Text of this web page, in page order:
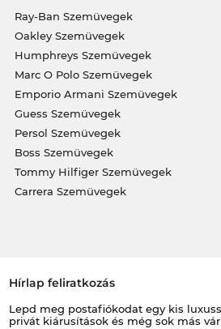
Ray-Ban Szemüvegek
Oakley Szemüvegek
Humphreys Szemüvegek
Marc O Polo Szemüvegek
Emporio Armani Szemüvegek
Guess Szemüvegek
Persol Szemüvegek
Boss Szemüvegek
Tommy Hilfiger Szemüvegek
Carrera Szemüvegek
Hírlap feliratkozás
Lepd meg postafiókodat egy kis
privát kiárusítások és még sok más